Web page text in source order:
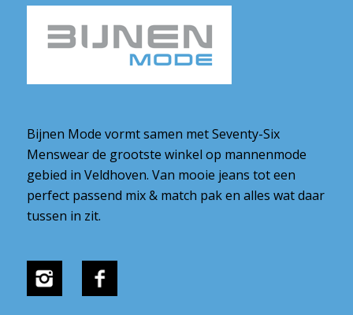
Bijnen Mode vormt samen met Seventy-Six
Menswear de grootste winkel op mannenmode
gebied in Veldhoven. Van mooie jeans tot een
perfect passend mix & match pak en alles wat daar
tussen in zit.